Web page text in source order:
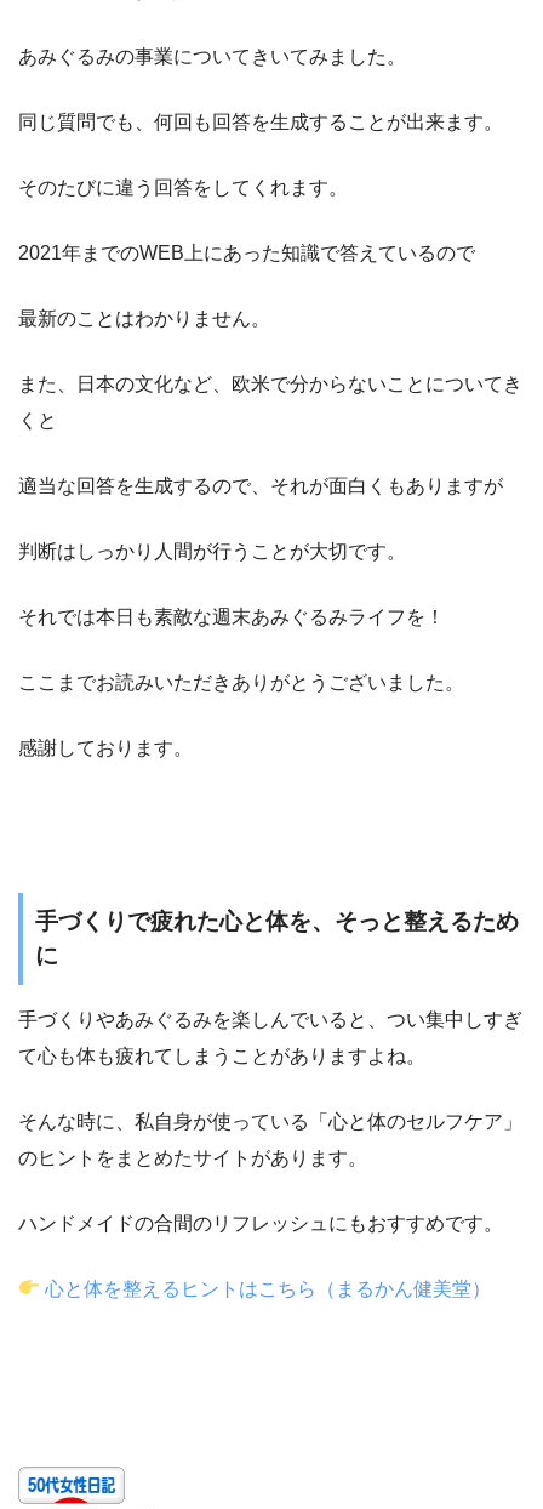
あみぐるみの事業についてきいてみました。
同じ質問でも、何回も回答を生成することが出来ます。
そのたびに違う回答をしてくれます。
2021年までのWEB上にあった知識で答えているので
最新のことはわかりません。
また、日本の文化など、欧米で分からないことについてき
くと
適当な回答を生成するので、それが面白くもありますが
判断はしっかり人間が行うことが大切です。
それでは本日も素敵な週末あみぐるみライフを！
ここまでお読みいただきありがとうございました。
感謝しております。
手づくりで疲れた心と体を、そっと整えるため
に
手づくりやあみぐるみを楽しんでいると、つい集中しすぎ
て心も体も疲れてしまうことがありますよね。
そんな時に、私自身が使っている「心と体のセルフケア」
のヒントをまとめたサイトがあります。
ハンドメイドの合間のリフレッシュにもおすすめです。
心と体を整えるヒントはこちら（まるかん健美堂）